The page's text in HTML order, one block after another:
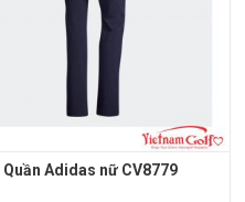
Quần Adidas nữ CV8779